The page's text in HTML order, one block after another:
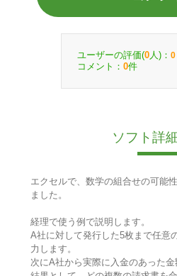
ユーザーの評価(0 人)： 0
コメント： 0件
ソフト詳
エクセルで、数学の組合せの可能
ました。
経理で使う例で説明します。
A社に対して発行した5枚まで任意
力します。
次にA社から実際に入金のあった金